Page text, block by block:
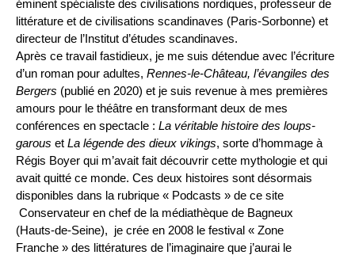
éminent spécialiste des civilisations nordiques, professeur de
littérature et de civilisations scandinaves (Paris-Sorbonne) et
directeur de l’Institut d’études scandinaves.
Après ce travail fastidieux, je me suis détendue avec l’écriture
d’un roman pour adultes, Rennes-le-Château, l’évangiles des
Bergers (publié en 2020) et je suis revenue à mes premières
amours pour le théâtre en transformant deux de mes
conférences en spectacle : La véritable histoire des loups-
garous et La légende des dieux vikings, sorte d’hommage à
Régis Boyer qui m’avait fait découvrir cette mythologie et qui
avait quitté ce monde. Ces deux histoires sont désormais
disponibles dans la rubrique « Podcasts » de ce site
Conservateur en chef de la médiathèque de Bagneux
(Hauts-de-Seine), je crée en 2008 le festival « Zone
Franche » des littératures de l’imaginaire que j’aurai le